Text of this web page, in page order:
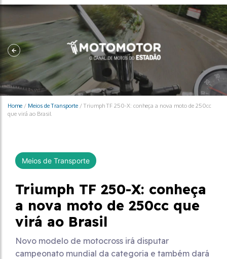
Home / Meios de Transporte /Triumph TF 250-X: conheça a nova moto de 250cc
que virá ao Brasil
Meios de Transporte
Triumph TF 250-X: conheça
a nova moto de 250cc que
virá ao Brasil
Novo modelo de motocross irá disputar
campeonato mundial da categoria e também dará